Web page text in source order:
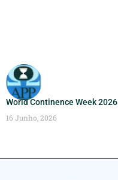
World Continence Week 2026
16 Junho, 2026